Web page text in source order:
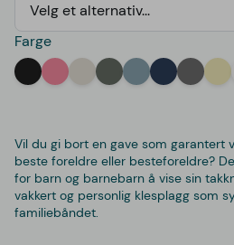
Velg et alternativ...
Farge
BlackPink Off-White
GreenLight Blue
NavyGrey
Vil du gi bort en gave som garantert
beste foreldre eller besteforeldre?
for barn og barnebarn å vise sin
vakkert og personlig klesplagg som
familiebåndet.